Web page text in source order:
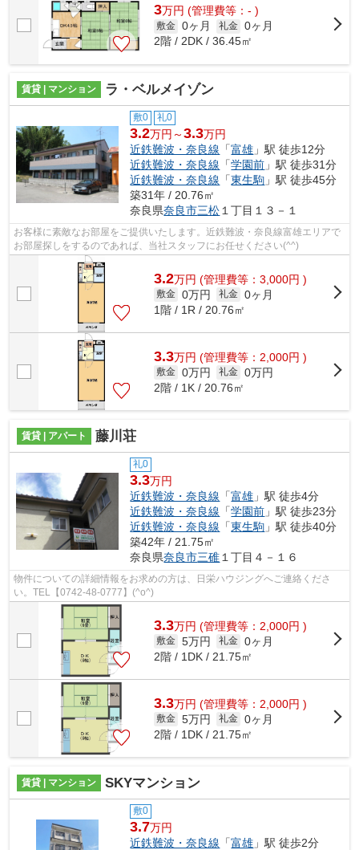
3万円 (管理費等：- )
敷金 0ヶ月 礼金 0ヶ月
2階 / 2DK / 36.45㎡
賃貸 | マンション ラ・ベルメイゾン
敷0 礼0
3.2万円～3.3万円
近鉄難波・奈良線 「富雄 」駅 徒歩12分
近鉄難波・奈良線 「学園前 」駅 徒歩31分
近鉄難波・奈良線 「東生駒 」駅 徒歩45分
築31年 / 20.76㎡
奈良県奈良市三松１丁目１３－１
お客様に素敵なお部屋をご提供いたします。近鉄難波・奈良線富雄エリアで
お部屋探しをするのであれば、当社スタッフにお任せください(^^)
3.2万円 (管理費等：3,000円 )
敷金 0万円 礼金 0ヶ月
1階 / 1R / 20.76㎡
3.3万円 (管理費等：2,000円 )
敷金 0万円 礼金 0万円
2階 / 1K / 20.76㎡
賃貸 | アパート 藤川荘
礼0
3.3万円
近鉄難波・奈良線 「富雄 」駅 徒歩4分
近鉄難波・奈良線 「学園前 」駅 徒歩23分
近鉄難波・奈良線 「東生駒 」駅 徒歩40分
築42年 / 21.75㎡
奈良県奈良市三碓 １丁目４－１６
物件についての詳細情報をお求めの方は、日栄ハウジングへご連絡くださ
い。TEL【0742-48-0777】(^o^)
3.3万円 (管理費等：2,000円 )
敷金 5万円 礼金 0ヶ月
2階 / 1DK / 21.75㎡
3.3万円 (管理費等：2,000円 )
敷金 5万円 礼金 0ヶ月
2階 / 1DK / 21.75㎡
賃貸 | マンション SKYマンション
敷0
3.7万円
近鉄難波・奈良線 「富雄 」駅 徒歩2分